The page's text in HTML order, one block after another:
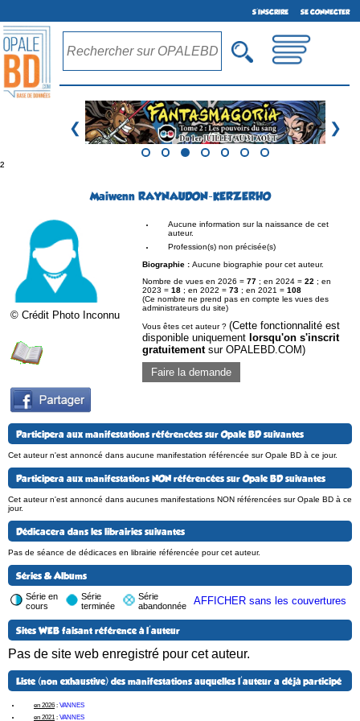
S'INSCRIRE SE CONNECTER
❮ ❯
²
Maiwenn RAYNAUDON-KERZERHO
© Crédit Photo Inconnu
Aucune information sur la naissance de cet
auteur.
Profession(s) non précisée(s)
Biographie : Aucune biographie pour cet auteur.
Nombre de vues en 2026 = 77 ; en 2024 = 22 ; en
2023 = 18 ; en 2022 = 73 ; en 2021 = 108
(Ce nombre ne prend pas en compte les vues des
administrateurs du site)
Vous êtes cet auteur ? (Cette fonctionnalité est
disponible uniquement lorsqu'on s'inscrit
gratuitementsur OPALEBD.COM)
Faire la demande
Participera aux manifestations référencées sur Opale BD suivantes
Cet auteur n'est annoncé dans aucune manifestation référencée sur Opale BD à ce jour.
Participera aux manifestations NON référencées sur Opale BD suivantes
Cet auteur n'est annoncé dans aucunes manifestations NON référencées sur Opale BD à ce
jour.
Dédicacera dans les librairies suivantes
Pas de séance de dédicaces en librairie référencée pour cet auteur.
Séries & Albums
Série en
cours
Série
terminée
Série
abandonnée
AFFICHER sans les couvertures
Sites WEB faisant référence à l'auteur
Pas de site web enregistré pour cet auteur.
Liste (non exhaustive) des manifestations auquelles l'auteur a déjà participé
en 2026 : VANNES
en 2021 : VANNES